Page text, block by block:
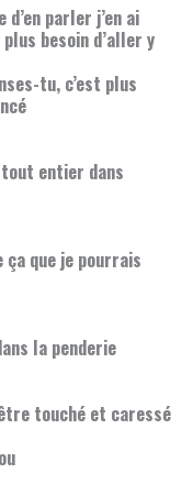
parler j’en ai
plus besoin d’aller y
tu, c’est plus
entier dans
ça que je pourrais
la penderie
touché et caressé